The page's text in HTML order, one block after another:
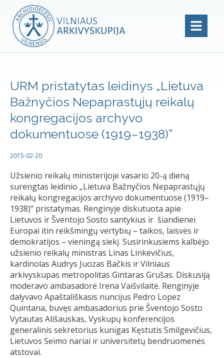
URM pristatytas leidinys „Lietuva
Bažnyčios Nepaprastųjų reikalų
kongregacijos archyvo
dokumentuose (1919–1938)”
2015-02-20
Užsienio reikalų ministerijoje vasario 20-ą dieną
surengtas leidinio „Lietuva Bažnyčios Nepaprastųjų
reikalų kongregacijos archyvo dokumentuose (1919–
1938)” pristatymas. Renginyje diskutuota apie
Lietuvos ir Šventojo Sosto santykius ir šiandienei
Europai itin reikšmingų vertybių – taikos, laisvės ir
demokratijos – vieningą siekį. Susirinkusiems kalbėjo
užsienio reikalų ministras Linas Linkevičius,
kardinolas Audrys Juozas Bačkis ir Vilniaus
arkivyskupas metropolitas Gintaras Grušas. Diskusiją
moderavo ambasadorė Irena Vaišvilaitė. Renginyje
dalyvavo Apaštališkasis nuncijus Pedro Lopez
Quintana, buvęs ambasadorius prie Šventojo Sosto
Vytautas Ališauskas, Vyskupų konferencijos
generalinis sekretorius kunigas Kęstutis Smilgevičius,
Lietuvos Seimo nariai ir universitetų bendruomenės
atstovai.